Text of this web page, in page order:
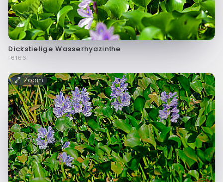
Dickstielige Wasserhyazinthe
f61661
Zoom